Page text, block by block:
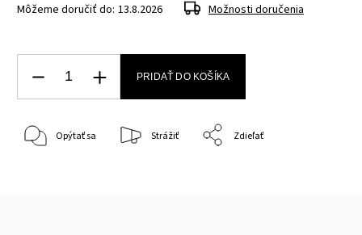
Môžeme doručiť do: 13.8.2026 Možnosti doručenia
PRIDAŤ DO KOŠÍKA
Opýtať sa Strážiť Zdieľať